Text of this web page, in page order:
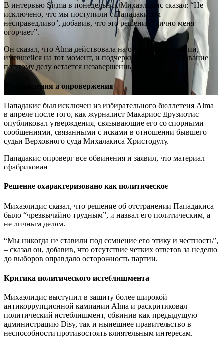
В интервью Sigma в понедельник Михаэлидис сказал: “Не
исключено, что мы поступили с Пападакисом
несправедливо”, добавив, что это решение “лично меня
огорчает”.
Он сказал, что Alma действовала на основе информации,
имевшейся на тот момент, и подчеркнул, что расследование
по этому делу остается незавершенным.
Утверждения и опровержения
Пападакис был исключен из избирательного бюллетеня Alma
в апреле после того, как журналист Макариос Друзиотис
опубликовал утверждения, связывающие его со спорными
сообщениями, связанными с исками в отношении бывшего
судьи Верховного суда Михалакиса Христодулу.
Пападакис опроверг все обвинения и заявил, что материал
сфабрикован.
Решение охарактеризовано как политическое
Михаэлидис сказал, что решение об отстранении Пападакиса
было “чрезвычайно трудным”, и назвал его политическим, а
не личным делом.
“Мы никогда не ставили под сомнение его этику и честность”,
– сказал он, добавив, что отсутствие четких ответов за неделю
до выборов оправдало осторожность партии.
Критика политического истеблишмента
Михаэлидис выступил в защиту более широкой
антикоррупционной кампании Alma и раскритиковал
политический истеблишмент, обвинив как предыдущую
администрацию Disy, так и нынешнее правительство в
неспособности противостоять влиятельным интересам.